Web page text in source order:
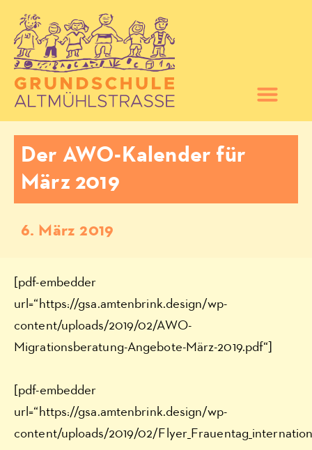
Der AWO-Kalender für
März 2019
6. März 2019
[pdf-embedder
url=“https://gsa.amtenbrink.design/wp-
content/uploads/2019/02/AWO-
Migrationsberatung-Angebote-März-2019.pdf“]
[pdf-embedder
url=“https://gsa.amtenbrink.design/wp-
content/uploads/2019/02/